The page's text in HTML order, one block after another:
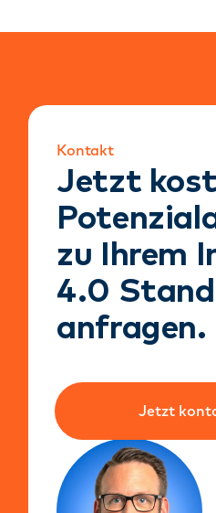
Kontakt
Jetzt
zu Ihrem
4.0 Stand
anfragen.
Jetzt